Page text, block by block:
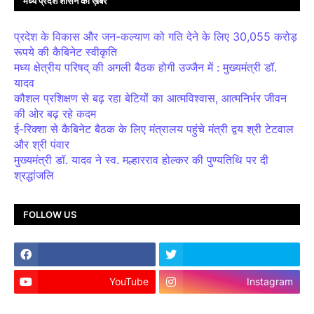
प्रदेश के विकास और जन-कल्याण को गति देने के लिए 30,055 करोड़
रूपये की कैबिनेट स्वीकृति
मध्य क्षेत्रीय परिषद् की अगली बैठक होगी उज्जैन में : मुख्यमंत्री डॉ.
यादव
कौशल प्रशिक्षण से बढ़ रहा बेटियों का आत्मविश्वास, आत्मनिर्भर जीवन
की ओर बढ़ रहे कदम
ई-रिक्शा से कैबिनेट बैठक के लिए मंत्रालय पहुंचे मंत्री द्वय श्री टेटवाल
और श्री पंवार
मुख्यमंत्री डॉ. यादव ने स्व. मल्हारराव होल्कर की पुण्यतिथि पर दी
श्रद्धांजलि
FOLLOW US
YouTube Instagram